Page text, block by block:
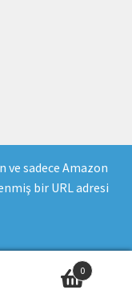
sadece Amazon
bir URL adresi
0